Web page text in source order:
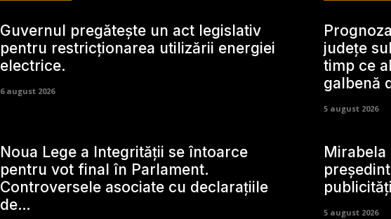
Guvernul pregătește un act legislativ
pentru restricționarea utilizării energiei
electrice.
6 august 2026
județe
timp ce
galbenă
5 august 2026
Noua Lege a Integrității se întoarce
pentru vot final în Parlament.
Controversele asociate cu declarațiile
de…
Mirabela
5 august 2026